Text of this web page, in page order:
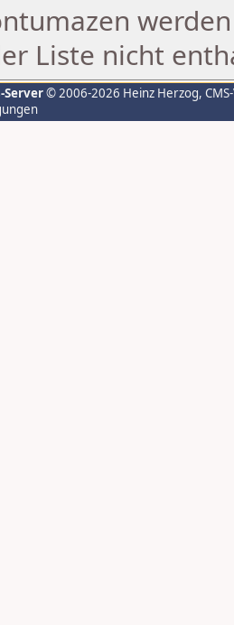
Liste nicht
Server© 2006-2026 Heinz Herzog,